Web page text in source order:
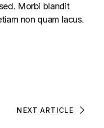
Morbi blandit
non quam lacus.
NEXT ARTICLE